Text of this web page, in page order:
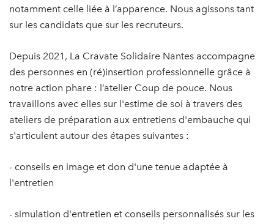
notamment celle liée à l’apparence. Nous agissons tant
sur les candidats que sur les recruteurs.
Depuis 2021, La Cravate Solidaire Nantes accompagne
des personnes en (ré)insertion professionnelle grâce à
notre action phare : l’atelier Coup de pouce. Nous
travaillons avec elles sur l'estime de soi à travers des
ateliers de préparation aux entretiens d'embauche qui
s'articulent autour des étapes suivantes :
- conseils en image et don d'une tenue adaptée à
l'entretien
- simulation d'entretien et conseils personnalisés sur les